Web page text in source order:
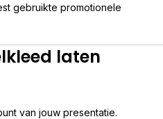
gebruikte promotionele
laten
van jouw presentatie.